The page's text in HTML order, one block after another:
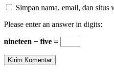
Simpan nama, email, dan situs
Please enter an answer in digits:
nineteen − five =